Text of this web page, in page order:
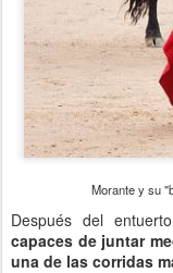
Morante y su
Después del
capaces de juntar
una de las corridas